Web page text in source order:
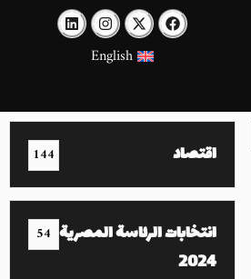
English
اقتصاد 144
انتخابات الرئاسة المصرية
2024
54